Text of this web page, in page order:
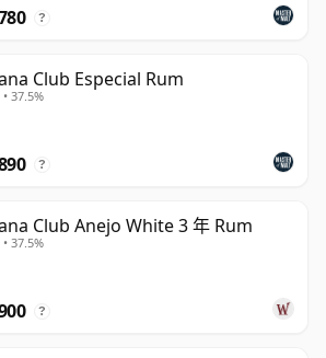
香料與細緻橡木的層次，不同酒款從清
延伸至更為豐富、適合細細品味的陳年
Old 與莫希托（Mojito）及黛克瑞
密切，而 Añejo Especial 與 7 Year
澤、更飽滿的酒體以及更顯著的橡木影
Máximo 展現了古巴蘭姆酒更為複雜
濃郁度、更成熟的風味以及更深厚的調
其與古巴蘭姆酒文化之間清晰而真實的
?
Club Especial Rum
37.5%
?
Club Anejo White 3 年 Rum
37.5%
?